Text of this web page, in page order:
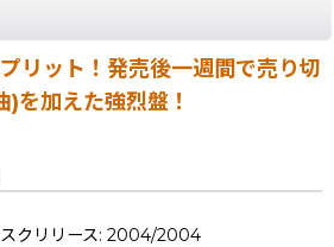
リット！発売後一週間で売り切
を加えた強烈盤！
クリリース: 2004/2004